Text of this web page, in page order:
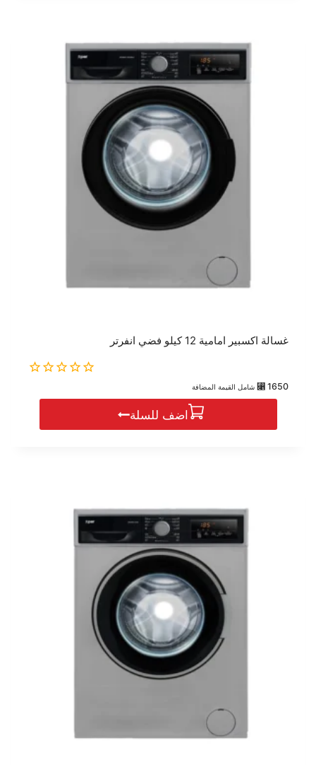
غسالة اكسبير امامية 12 كيلو فضي انفرتر
⃁ 1650 شامل القيمة المضافة
اضف للسلة